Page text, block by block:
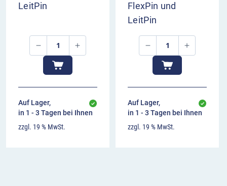
LeitPin
Auf Lager,
in 1 - 3 Tagen bei Ihnen
zzgl. 19 % MwSt.
FlexPin und
LeitPin
Auf Lager,
in 1 - 3 Tagen bei Ihnen
zzgl. 19 % MwSt.